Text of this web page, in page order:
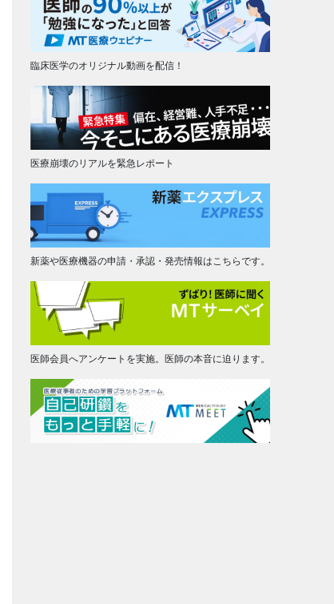
臨床医学のオリジナル動画を配信！
医療崩壊のリアルを緊急レポート
新薬や医療機器の申請・承認・発売情報はこちらです。
医師会員へアンケートを実施。医師の本音に迫ります。